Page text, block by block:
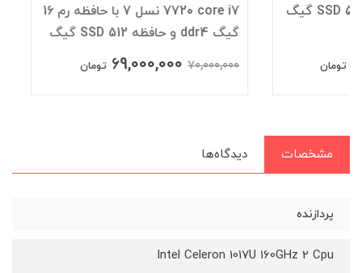
7720 core i7 نسل 7 با حافظه رم 16
70,000,000
69,000,000 تومان
گیگ و حافظه SSD 512
40,000,000
مشخصات دیدگاه‌ها
پردازنده
Intel Celeron 1017U 160GHz 2 Cpu